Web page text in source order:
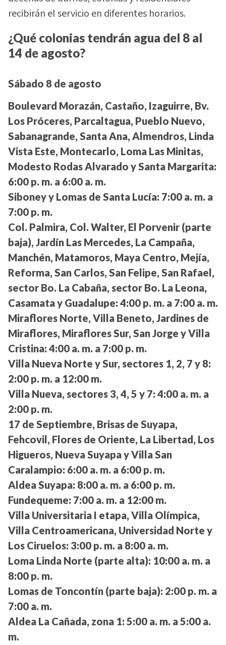
recibirán el servicio en diferentes horarios.
¿Qué colonias tendrán agua del 8 al
14 de agosto?
Sábado 8 de agosto
Boulevard Morazán, Castaño, Izaguirre, Bv.
Los Próceres, Parcaltagua, Pueblo Nuevo,
Sabanagrande, Santa Ana, Almendros, Linda
Vista Este, Montecarlo, Loma Las Minitas,
Modesto Rodas Alvarado y Santa Margarita:
6:00 p. m. a 6:00 a. m.
Siboney y Lomas de Santa Lucía: 7:00 a. m. a
7:00 p. m.
Col. Palmira, Col. Walter, El Porvenir (parte
baja), Jardín Las Mercedes, La Campaña,
Manchén, Matamoros, Maya Centro, Mejía,
Reforma, San Carlos, San Felipe, San Rafael,
sector Bo. La Cabaña, sector Bo. La Leona,
Casamata y Guadalupe: 4:00 p. m. a 7:00 a. m.
Miraflores Norte, Villa Beneto, Jardines de
Miraflores, Miraflores Sur, San Jorge y Villa
Cristina: 4:00 a. m. a 7:00 p. m.
Villa Nueva Norte y Sur, sectores 1, 2, 7 y 8:
2:00 p. m. a 12:00 m.
Villa Nueva, sectores 3, 4, 5 y 7: 4:00 a. m. a
2:00 p. m.
17 de Septiembre, Brisas de Suyapa,
Fehcovil, Flores de Oriente, La Libertad, Los
Higueros, Nueva Suyapa y Villa San
Caralampio: 6:00 a. m. a 6:00 p. m.
Aldea Suyapa: 8:00 a. m. a 6:00 p. m.
Fundequeme: 7:00 a. m. a 12:00 m.
Villa Universitaria I etapa, Villa Olímpica,
Villa Centroamericana, Universidad Norte y
Los Ciruelos: 3:00 p. m. a 8:00 a. m.
Loma Linda Norte (parte alta): 10:00 a. m. a
8:00 p. m.
Lomas de Toncontín (parte baja): 2:00 p. m. a
7:00 a. m.
Aldea La Cañada, zona 1: 5:00 a. m. a 5:00 a.
m.